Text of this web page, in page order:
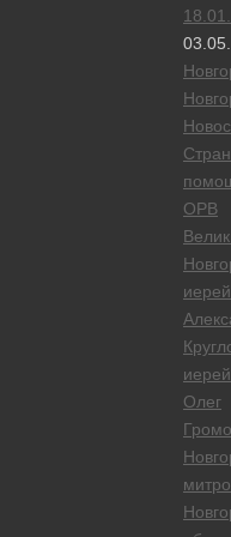
ОРВ
иерей
иерей
Олег